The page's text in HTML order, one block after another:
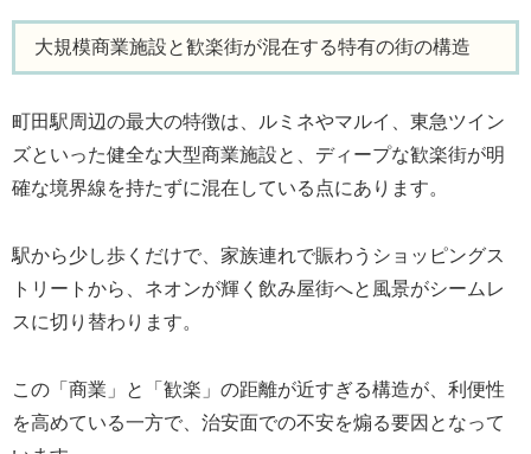
大規模商業施設と歓楽街が混在する特有の街の構造
町田駅周辺の最大の特徴は、ルミネやマルイ、東急ツイン
ズといった健全な大型商業施設と、ディープな歓楽街が明
確な境界線を持たずに混在している点にあります。
駅から少し歩くだけで、家族連れで賑わうショッピングス
トリートから、ネオンが輝く飲み屋街へと風景がシームレ
スに切り替わります。
この「商業」と「歓楽」の距離が近すぎる構造が、利便性
を高めている一方で、治安面での不安を煽る要因となって